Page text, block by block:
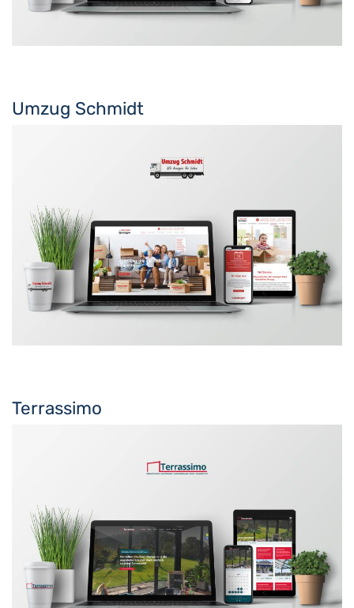
Umzug Schmidt
Terrassimo